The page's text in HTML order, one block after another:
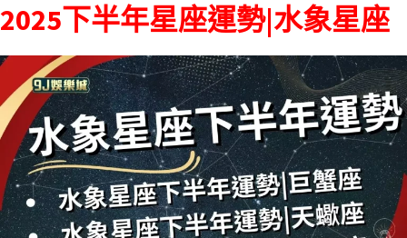
2025下半年星座運勢|水象星座